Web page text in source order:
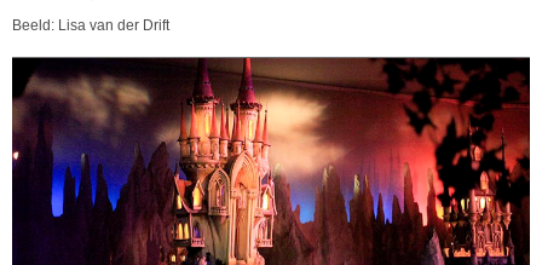
Beeld: Lisa van der Drift